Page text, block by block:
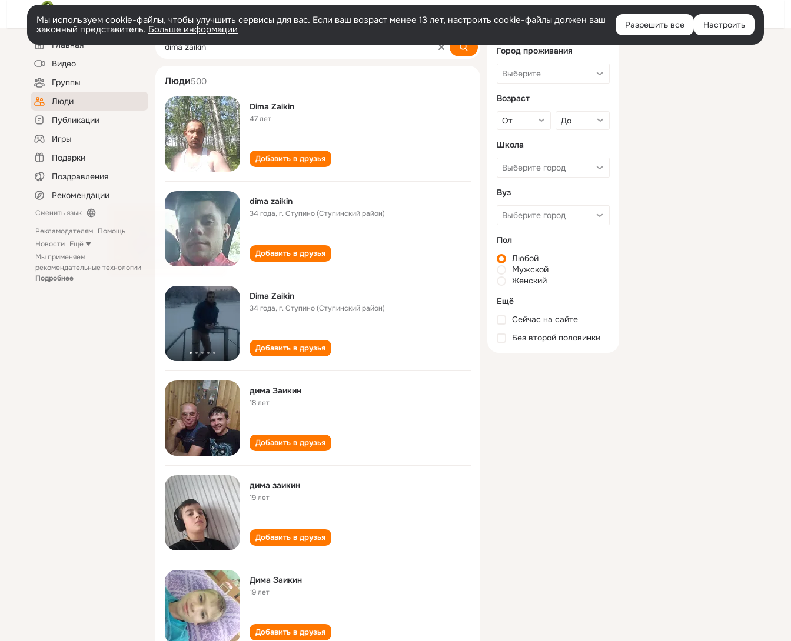
Войти
Мы используем cookie-файлы, чтобы улучшить сервисы для вас. Если ваш возраст менее 13 лет, настроить cookie-файлы должен ваш
законный представитель. Больше информации Разрешить все Настроить
Левая
колонкаГлавная
Видео
Группы
Люди
Публикации
Игры
Подарки
Поздравления
Рекомендации
Сменить язык
Рекламодателям Помощь
Новости Ещё
Мы применяем
рекомендательные технологии
Подробнее
dima zaikin
Люди500
Dima Zaikin
47 лет
Добавить в друзья
dima zaikin
34 года,г. Ступино (Ступинский район)
Добавить в друзья
Dima Zaikin
34 года,г. Ступино (Ступинский район)
Добавить в друзья
дима Заикин
18 лет
Добавить в друзья
дима заикин
19 лет
Добавить в друзья
Дима Заикин
19 лет
Добавить в друзья
Город проживания
Возраст
Школа
Вуз
Пол
Любой
Мужской
Женский
Ещё
Сейчас на сайте
Без второй половинки